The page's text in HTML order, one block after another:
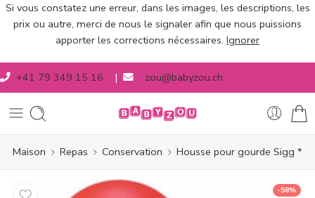
Si vous constatez une erreur, dans les images, les descriptions, les
prix ou autre, merci de nous le signaler afin que nous puissions
apporter les corrections nécessaires. Ignorer
+41 79 349 15 16 | zou@babyzou.ch
Maison Repas Conservation Housse pour gourde Sigg *
-58%